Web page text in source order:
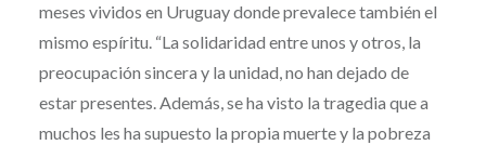
meses vividos en Uruguay donde prevalece también el
mismo espíritu. “La solidaridad entre unos y otros, la
preocupación sincera y la unidad, no han dejado de
estar presentes. Además, se ha visto la tragedia que a
muchos les ha supuesto la propia muerte y la pobreza